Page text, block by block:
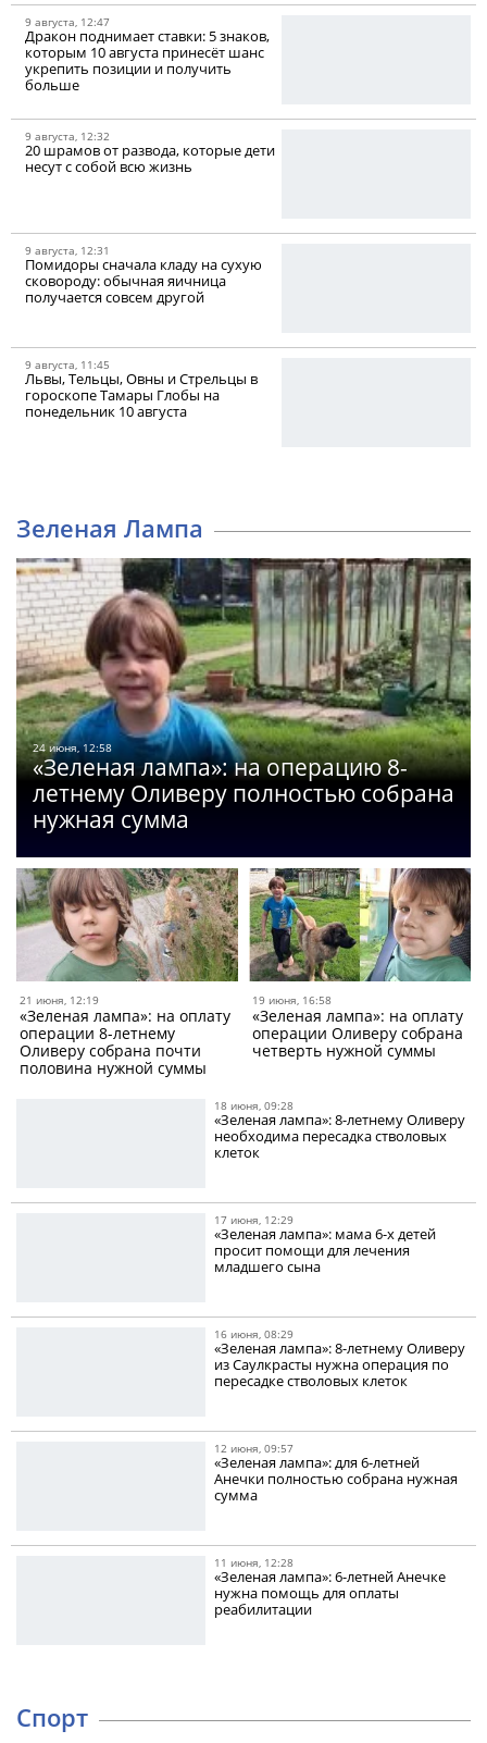
9 августа, 12:47
Дракон поднимает ставки: 5 знаков,
которым 10 августа принесёт шанс
укрепить позиции и получить
больше
9 августа, 12:32
20 шрамов от развода, которые дети
несут с собой всю жизнь
9 августа, 12:31
Помидоры сначала кладу на сухую
сковороду: обычная яичница
получается совсем другой
9 августа, 11:45
Львы, Тельцы, Овны и Стрельцы в
гороскопе Тамары Глобы на
понедельник 10 августа
Зеленая Лампа
24 июня, 12:58
«Зеленая лампа»: на операцию 8-
летнему Оливеру полностью собрана
нужная сумма
21 июня, 12:19
«Зеленая лампа»: на оплату
операции 8-летнему
Оливеру собрана почти
половина нужной суммы
19 июня, 16:58
«Зеленая лампа»: на оплату
операции Оливеру собрана
четверть нужной суммы
18 июня, 09:28
«Зеленая лампа»: 8-летнему Оливеру
необходима пересадка стволовых
клеток
17 июня, 12:29
«Зеленая лампа»: мама 6-х детей
просит помощи для лечения
младшего сына
16 июня, 08:29
«Зеленая лампа»: 8-летнему Оливеру
из Саулкрасты нужна операция по
пересадке стволовых клеток
12 июня, 09:57
«Зеленая лампа»: для 6-летней
Анечки полностью собрана нужная
сумма
11 июня, 12:28
«Зеленая лампа»: 6-летней Анечке
нужна помощь для оплаты
реабилитации
Спорт